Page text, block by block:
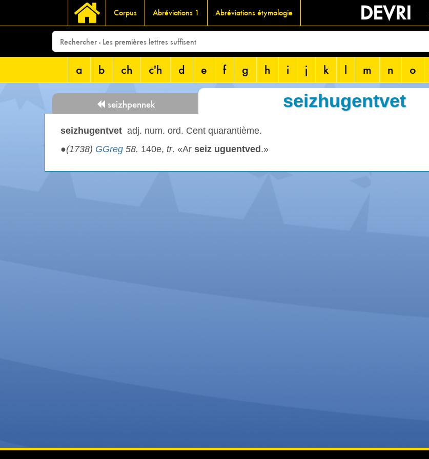
Corpus Abréviations 1 Abréviations étymologie DEVRI
a b ch c'h d e f g h i j k l m n o
seizhpennek seizhugentvet
seizhugentvet adj. num. ord. Cent quarantième.
●(1738) GGreg 58. 140e, tr. «Ar seiz uguentved .»